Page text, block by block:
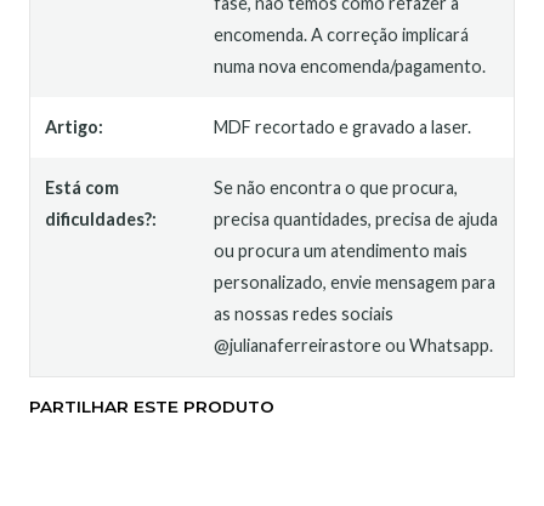
encomenda. A correção implicará
numa nova encomenda/pagamento.
Artigo: MDF recortado e gravado a laser.
Está com
dificuldades?:
Se não encontra o que procura,
precisa quantidades, precisa de ajuda
ou procura um atendimento mais
personalizado, envie mensagem para
as nossas redes sociais
@julianaferreirastore ou Whatsapp.
PARTILHAR ESTE PRODUTO